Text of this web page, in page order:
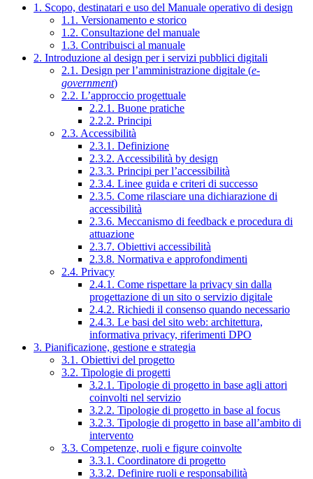
1. Scopo, destinatari e uso del Manuale operativo di design
1.1. Versionamento e storico
1.2. Consultazione del manuale
1.3. Contribuisci al manuale
2. Introduzione al design per i servizi pubblici digitali
2.1. Design per l’amministrazione digitale (e-
government)
2.2. L’approccio progettuale
2.2.1. Buone pratiche
2.2.2. Principi
2.3. Accessibilità
2.3.1. Definizione
2.3.2. Accessibilità by design
2.3.3. Principi per l’accessibilità
2.3.4. Linee guida e criteri di successo
2.3.5. Come rilasciare una dichiarazione di
accessibilità
2.3.6. Meccanismo di feedback e procedura di
attuazione
2.3.7. Obiettivi accessibilità
2.3.8. Normativa e approfondimenti
2.4. Privacy
2.4.1. Come rispettare la privacy sin dalla
progettazione di un sito o servizio digitale
2.4.2. Richiedi il consenso quando necessario
2.4.3. Le basi del sito web: architettura,
informativa privacy, riferimenti DPO
3. Pianificazione, gestione e strategia
3.1. Obiettivi del progetto
3.2. Tipologie di progetti
3.2.1. Tipologie di progetto in base agli attori
coinvolti nel servizio
3.2.2. Tipologie di progetto in base al focus
3.2.3. Tipologie di progetto in base all’ambito di
intervento
3.3. Competenze, ruoli e figure coinvolte
3.3.1. Coordinatore di progetto
3.3.2. Definire ruoli e responsabilità